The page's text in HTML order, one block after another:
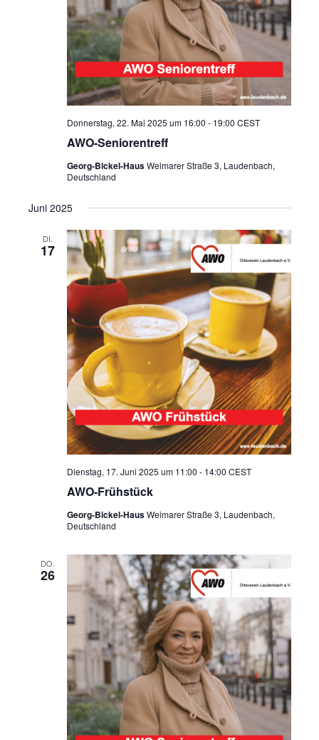
AWO-Seniorentreff
Donnerstag, 22. Mai 2025 um 16:00 - 19:00 CEST
Georg-Bickel-HausWeimarer Straße 3, Laudenbach,
Deutschland
Juni 2025
DI.
17
AWO-Frühstück
Dienstag, 17. Juni 2025 um 11:00 - 14:00 CEST
Georg-Bickel-HausWeimarer Straße 3, Laudenbach,
Deutschland
DO.
26